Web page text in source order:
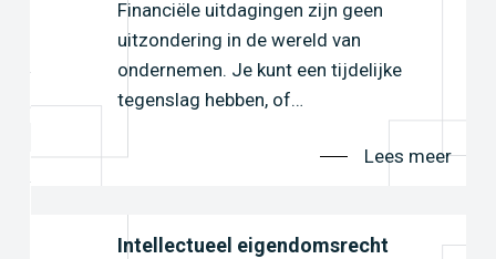
Financiële uitdagingen zijn geen
uitzondering in de wereld van
ondernemen. Je kunt een tijdelijke
tegenslag hebben, of…
Lees meer
Intellectueel eigendomsrecht